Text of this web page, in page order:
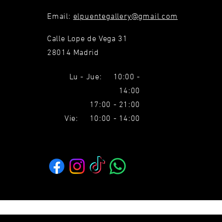
Email: elpuentegallery@gmail.com
Calle Lope de Vega 31
28014 Madrid
Lu - Jue: 10:00 -
14:00
17:00 - 21:00
Vie: 10:00 - 14:00